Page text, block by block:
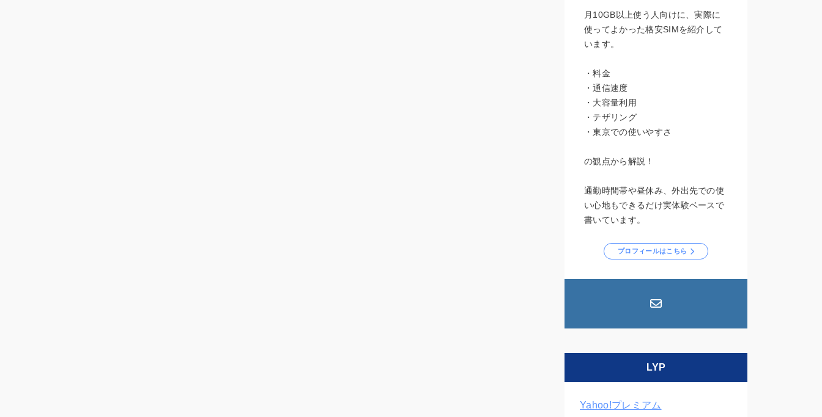
月10GB以上使う人向けに、実際に
使ってよかった格安SIMを紹介して
います。
・料金
・通信速度
・大容量利用
・テザリング
・東京での使いやすさ
の観点から解説！
通勤時間帯や昼休み、外出先での使
い心地もできるだけ実体験ベースで
書いています。
プロフィールはこちら
LYP
Yahoo!プレミアム